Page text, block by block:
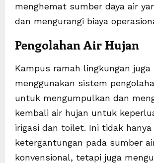
menghemat sumber daya air
dan mengurangi biaya
Pengolahan Air Hujan
Kampus ramah lingkungan juga
menggunakan sistem
untuk mengumpulkan dan
kembali air hujan untuk
irigasi dan toilet. Ini tidak hanya
ketergantungan pada sumber
konvensional, tetapi juga